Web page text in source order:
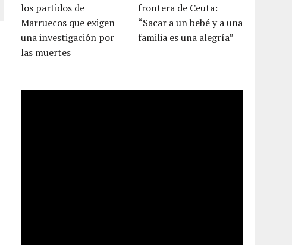
los partidos de
Marruecos que exigen
una investigación por
las muertes
frontera de Ceuta:
“Sacar a un bebé y a una
familia es una alegría”